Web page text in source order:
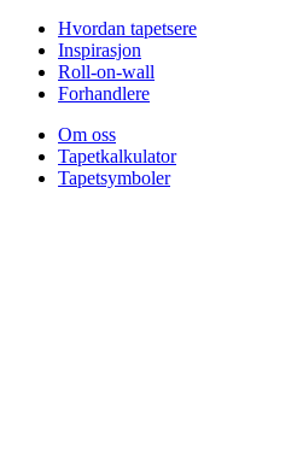
Hvordan tapetsere
Inspirasjon
Roll-on-wall
Forhandlere
Om oss
Tapetkalkulator
Tapetsymboler